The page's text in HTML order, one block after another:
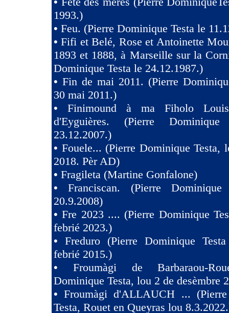
1993.)
• Feu. (Pierre Dominique Testa le
•Fifi et Belé, Rose et Antoinette
1893 et 1888, à Marseille sur la
Dominique Testa le 24.12.1987.)
• Fin de mai 2011. (Pierre
30 mai 2011.)
• Finimound à ma Fiholo
d'Eyguières. (Pierre
23.12.2007.)
• Fouele... (Pierre Dominique Testa,
2018. Pèr AD)
• Fragileta (Martine Gonfalone)
•Franciscan. (Pierre
20.9.2008)
•Fre 2023 .... (Pierre Dominique
febrié 2023.)
• Freduro (Pierre Dominique
febrié 2015.)
• Froumàgi de Barbaraou-
Dominique Testa, lou 2 de desèmbre
•Froumàgi d'ALLAUCH ...
Testa, Rouet en Queyras lou